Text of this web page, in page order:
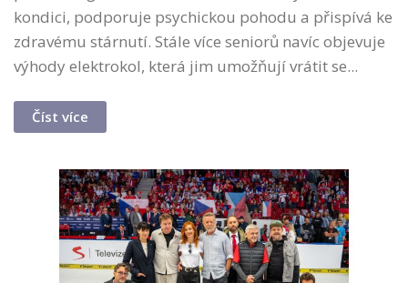
kondici, podporuje psychickou pohodu a přispívá ke
zdravému stárnutí. Stále více seniorů navíc objevuje
výhody elektrokol, která jim umožňují vrátit se...
Číst více